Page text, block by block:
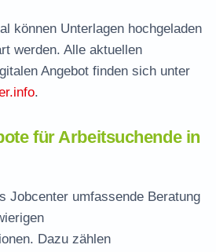
können Unterlagen hochgeladen
werden. Alle aktuellen
Angebot finden sich unter
.
für Arbeitsuchende in
Jobcenter umfassende Beratung
Dazu zählen